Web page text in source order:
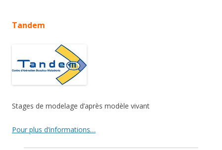
Tandem
Stages de modelage d’après modèle vivant
Pour plus d’informations…